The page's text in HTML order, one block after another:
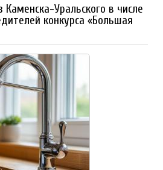
Уральского в числе
конкурса «Большая